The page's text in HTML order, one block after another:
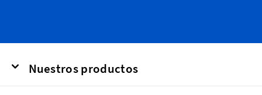
Nuestros productos